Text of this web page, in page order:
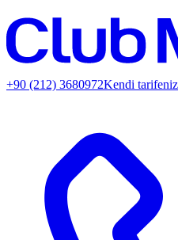
+90 (212) 3680972Kendi